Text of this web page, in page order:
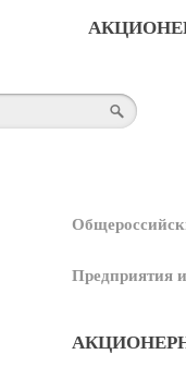
Предприятия